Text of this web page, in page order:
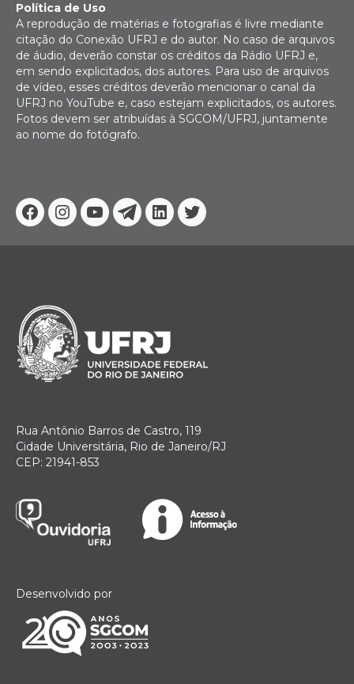
Facebook
Instagram
YoutubeTelegram
Linkedin
Twitter
Política de Uso
A reprodução de matérias e fotografias é livre mediante
citação do Conexão UFRJ e do autor. No caso de arquivos
de áudio, deverão constar os créditos da Rádio UFRJ e,
em sendo explicitados, dos autores. Para uso de arquivos
de vídeo, esses créditos deverão mencionar o canal da
UFRJ no YouTube e, caso estejam explicitados, os autores.
Fotos devem ser atribuídas à SGCOM/UFRJ, juntamente
ao nome do fotógrafo.
Rua Antônio Barros de Castro, 119
Cidade Universitária, Rio de Janeiro/RJ
CEP: 21941-853
Desenvolvido por